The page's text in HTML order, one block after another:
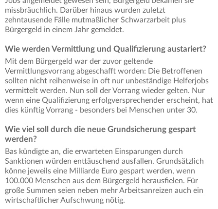
missbräuchlich. Darüber hinaus wurden zuletzt
zehntausende Fälle mutmaßlicher Schwarzarbeit plus
Bürgergeld in einem Jahr gemeldet.
Wie werden Vermittlung und Qualifizierung austariert?
Mit dem Bürgergeld war der zuvor geltende
Vermittlungsvorrang abgeschafft worden: Die Betroffenen
sollten nicht reihenweise in oft nur unbeständige Helferjobs
vermittelt werden. Nun soll der Vorrang wieder gelten. Nur
wenn eine Qualifizierung erfolgversprechender erscheint, hat
dies künftig Vorrang - besonders bei Menschen unter 30.
Wie viel soll durch die neue Grundsicherung gespart
werden?
Bas kündigte an, die erwarteten Einsparungen durch
Sanktionen würden enttäuschend ausfallen. Grundsätzlich
könne jeweils eine Milliarde Euro gespart werden, wenn
100.000 Menschen aus dem Bürgergeld herausfielen. Für
große Summen seien neben mehr Arbeitsanreizen auch ein
wirtschaftlicher Aufschwung nötig.